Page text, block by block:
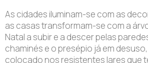
As cidades iluminam-se com as
as casas transformam-se com a
Natal a subir e a descer pelas
chaminés e o presépio já em
colocado nos resistentes lares que